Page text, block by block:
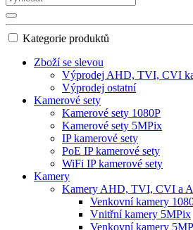
Kategorie produktů
Zboží se slevou
Výprodej AHD, TVI, CVI
Výprodej ostatní
Kamerové sety
Kamerové sety 1080P
Kamerové sety 5MPix
IP kamerové sety
PoE IP kamerové sety
WiFi IP kamerové sety
Kamery
Kamery AHD, TVI, CVI a
Venkovní kamery
Vnitřní kamery 5MPix
Venkovní kamery